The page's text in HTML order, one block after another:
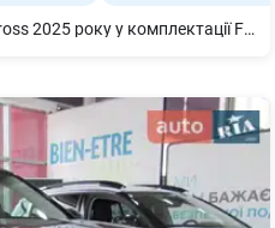
Представляємо Citroen C5 Aircross 2025 року у комплектації Feel. Цей універсальний кросовер оснащений економічним дизельним двигуном 1.5 BlueHDi (130 к.с.) та автоматичною трансмісією для комфортного керування.